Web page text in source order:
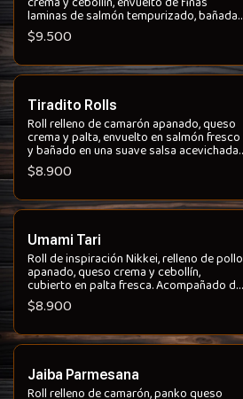
laminas de salmón tempurizado, bañada
en una salsa ostión y parmesano.
$9.500
Tiradito Rolls
Roll relleno de camarón apanado, queso
crema y palta, envuelto en salmón fresco
y bañado en una suave salsa acevichada
estilo tiradito. Coronado con camote
crocante que aporta textura y carácter,
frescura, cremosidad y acidez Nikkei.
$8.900
Umami Tari
Roll de inspiración Nikkei, relleno de pollo
apanado, queso crema y cebollín,
cubierto en palta fresca. Acompañado de
salsa tari y unagui que aportan
profundidad, dulzor y un final intenso.
llena de umami.
$8.900
Jaiba Parmesana
Roll relleno de camarón, panko queso